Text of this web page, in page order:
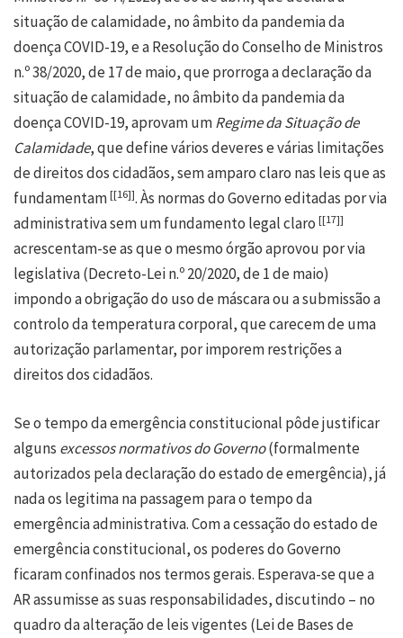
situação de calamidade, no âmbito da pandemia da
doença COVID-19, e a Resolução do Conselho de Ministros
n.º 38/2020, de 17 de maio, que prorroga a declaração da
situação de calamidade, no âmbito da pandemia da
doença COVID-19, aprovam umRegime da Situação de
Calamidade, que define vários deveres e várias limitações
de direitos dos cidadãos, sem amparo claro nas leis que as
fundamentam[[16]]. Às normas do Governo editadas por via
administrativa sem um fundamento legal claro [[17]]
acrescentam-se as que o mesmo órgão aprovou por via
legislativa (Decreto-Lei n.º 20/2020, de 1 de maio)
impondo a obrigação do uso de máscara ou a submissão a
controlo da temperatura corporal, que carecem de uma
autorização parlamentar, por imporem restrições a
direitos dos cidadãos.
Se o tempo da emergência constitucional pôde justificar
alguns excessos normativos do Governo(formalmente
autorizados pela declaração do estado de emergência), já
nada os legitima na passagem para o tempo da
emergência administrativa. Com a cessação do estado de
emergência constitucional, os poderes do Governo
ficaram confinados nos termos gerais. Esperava-se que a
AR assumisse as suas responsabilidades, discutindo – no
quadro da alteração de leis vigentes (Lei de Bases de